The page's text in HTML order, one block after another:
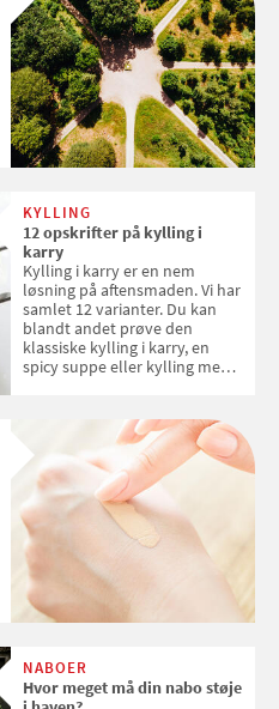
KYLLING
12 opskrifter på kylling i
karry
Kylling i karry er en nem
løsning på aftensmaden. Vi har
samlet 12 varianter. Du kan
blandt andet prøve den
klassiske kylling i karry, en
spicy suppe eller kylling med
NABOER
Hvor meget må din nabo støje